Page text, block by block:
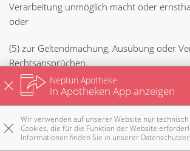
Anrufen E-Mail Rezepte
Verarbeitung unmöglich macht oder
oder
(5) zur Geltendmachung, Ausübung oder
Rechtsansprüchen.
5. Recht auf Unterrichtung
Einschränkung der Verarbeitung
Verantwortlichen geltend gemacht, ist
Neptun Apotheke
in Apotheken App anzeigen
Wir verwenden auf unserer Website nur
Cookies, die für die Funktion der Website
Informationen finden Sie in unserer